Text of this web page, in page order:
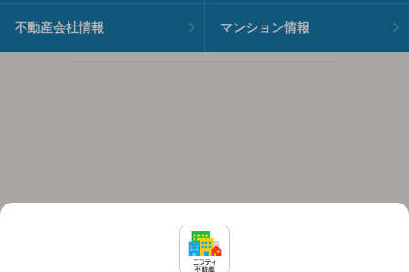
不動産会社情報 マンション情報